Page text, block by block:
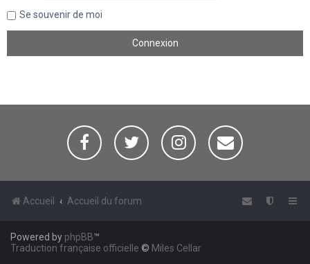
Se souvenir de moi
Accueil Accueil du forum
Powered by phpBB™
Traduction française officielle © Miles Cellar